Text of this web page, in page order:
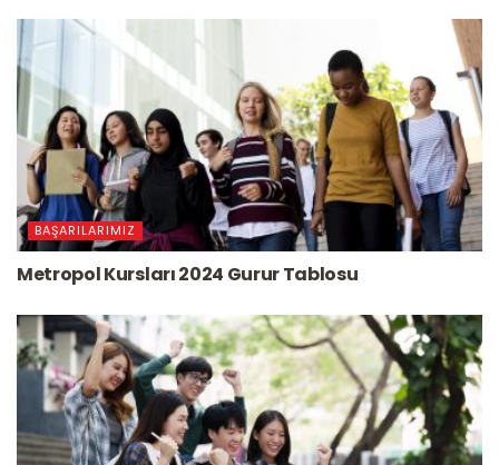
BAŞARILARIMIZ
Metropol Kursları 2024 Gurur Tablosu